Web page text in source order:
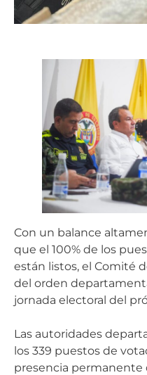
Con un balance
que el 100% de los
están listos, el Comité
del orden
jornada electoral del
Las autoridades
los 339 puestos de
presencia permanente